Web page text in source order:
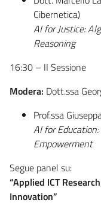
Cibernetica)
AI for Justice:
Reasoning
16:30 – II Sessione
Modera: Dott.ssa
Prof.ssa
AI for
Empowerment
Segue panel su:
“Applied ICT
Innovation”